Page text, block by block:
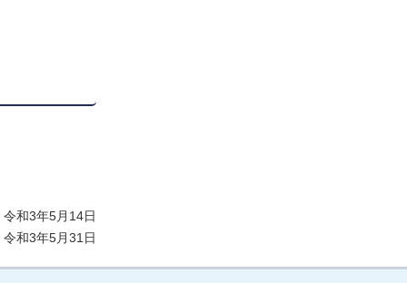
和3年5月14日
和3年5月31日